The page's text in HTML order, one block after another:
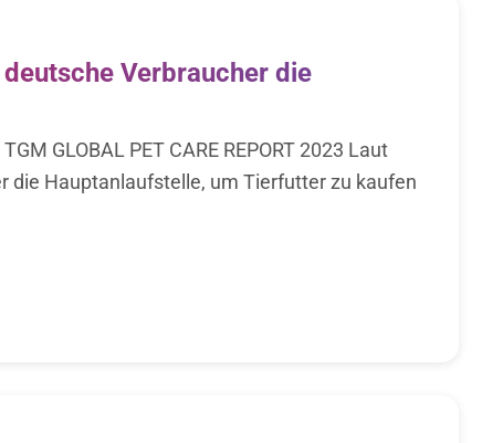
Verbraucher die
GLOBAL PET CARE REPORT 2023 Laut
die Hauptanlaufstelle, um Tierfutter zu kaufen